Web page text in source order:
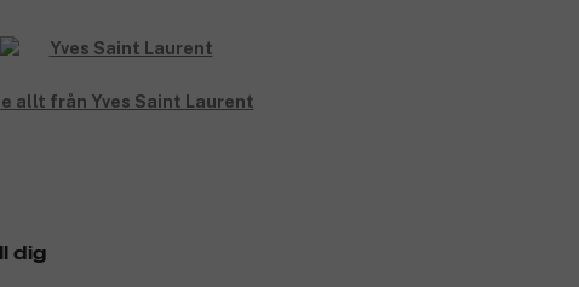
allt från Yves Saint Laurent
dig